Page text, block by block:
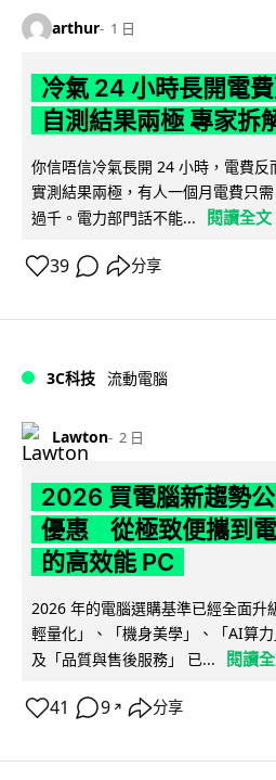
arthur 1 日
冷氣 24 小時長開電
自測結果兩極 專家拆
你信唔信冷氣長開 24 小時，電費
實測結果兩極，有人一個月電費只
過千。電力部門話不能...
閱讀全文
39 分享
3C科技 流動電腦
Lawton 2 日
2026 買電腦新趨勢
優惠 從極致便攜到
的高效能 PC
2026 年的電腦選購基準已經全面升
輕量化」、「機身美學」、「AI算
及「品質與售後服務」 已...
閱讀
41 9 ↗ 分享